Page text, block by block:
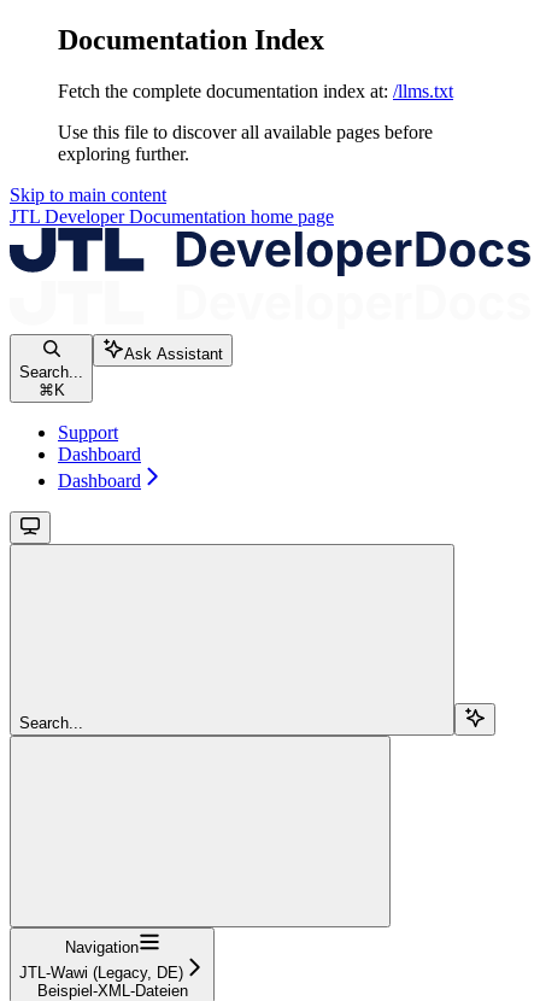
Documentation Index
Fetch the complete documentation index at: /llms.txt
Use this file to discover all available pages before
exploring further.
Skip to main content
JTL Developer Documentation home page
Search...
⌘K
Ask Assistant
Support
Dashboard
Dashboard
Search...
Navigation
JTL-Wawi (Legacy, DE)
Beispiel-XML-Dateien